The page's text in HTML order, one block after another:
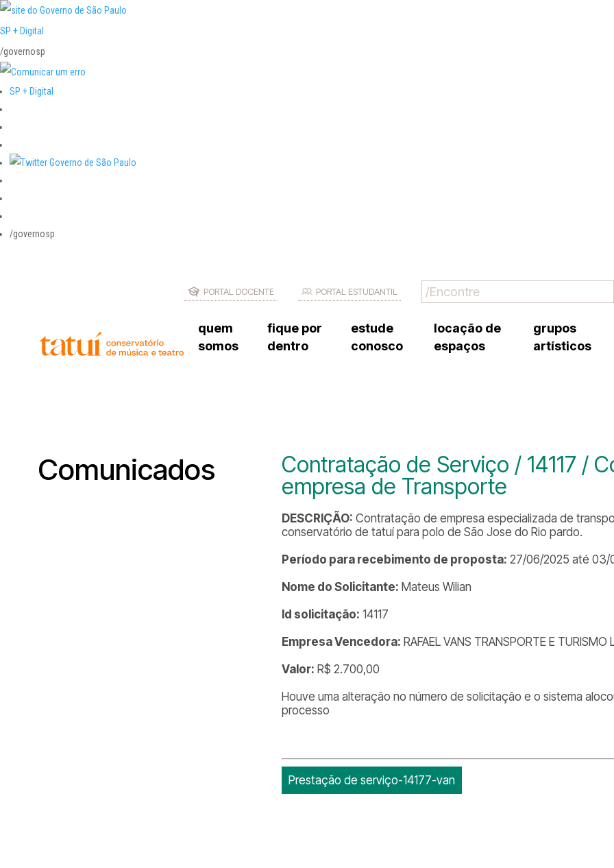
SP + Digital
/governosp
SP + Digital
/governosp
PORTAL DOCENTE PORTAL ESTUDANTIL
quem
somos
fique por
dentro
estude
conosco
locação de
espaços
grupos
artísticos
trabalhe
Comunicados
Contratação de Serviço / 14117 /
empresa de Transporte
DESCRIÇÃO: Contratação de empresa especializada de
conservatório de tatuí para polo de São Jose do Rio pardo.
Período para recebimento de proposta: 27/06/2025 até 03/
Nome do Solicitante: Mateus Wilian
Id solicitação: 14117
Empresa Vencedora: RAFAEL VANS TRANSPORTE E TURISMO
Valor: R$ 2.700,00
Houve uma alteração no número de solicitação e o sistema
processo
Prestação de serviço-14177-van